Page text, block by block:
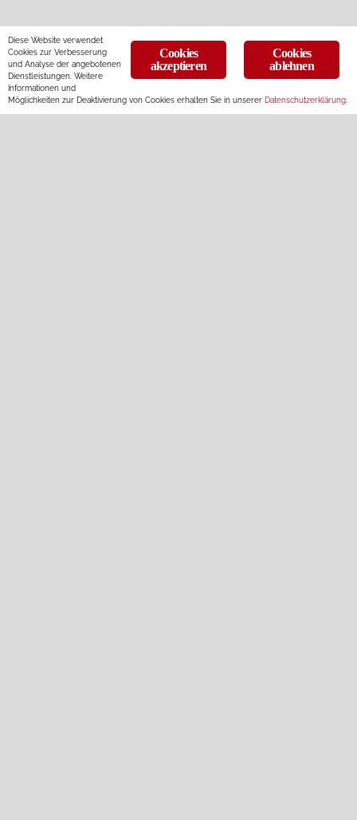
Cookies
ablehnen
Cookies
akzeptieren
Diese Website verwendet
Cookies zur Verbesserung
und Analyse der angebotenen
Dienstleistungen. Weitere
Informationen und
Möglichkeiten zur Deaktivierung von Cookies erhalten Sie in unserer Datenschutzerklärung